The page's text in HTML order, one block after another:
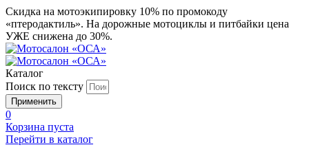
Скидка на мотоэкипировку 10% по промокоду
«птеродактиль». На дорожные мотоциклы и питбайки цена
УЖЕ снижена до 30%.
Каталог
Поиск по тексту
0
Корзина пуста
Перейти в каталог